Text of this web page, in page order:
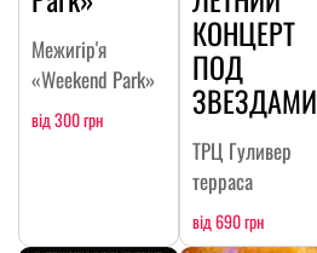
Межигір'я
«Weekend Park»
від 300 грн
КОНЦЕРТ
ПОД
ЗВЕЗДАМИ
ТРЦ Гуливер
терраса
від 690 грн